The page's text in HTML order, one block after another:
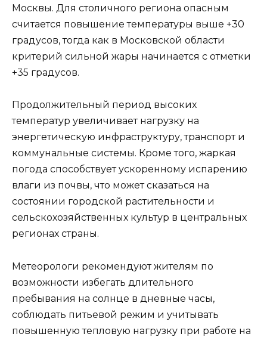
Москвы. Для столичного региона опасным
считается повышение температуры выше +30
градусов, тогда как в Московской области
критерий сильной жары начинается с отметки
+35 градусов.
Продолжительный период высоких
температур увеличивает нагрузку на
энергетическую инфраструктуру, транспорт и
коммунальные системы. Кроме того, жаркая
погода способствует ускоренному испарению
влаги из почвы, что может сказаться на
состоянии городской растительности и
сельскохозяйственных культур в центральных
регионах страны.
Метеорологи рекомендуют жителям по
возможности избегать длительного
пребывания на солнце в дневные часы,
соблюдать питьевой режим и учитывать
повышенную тепловую нагрузку при работе на